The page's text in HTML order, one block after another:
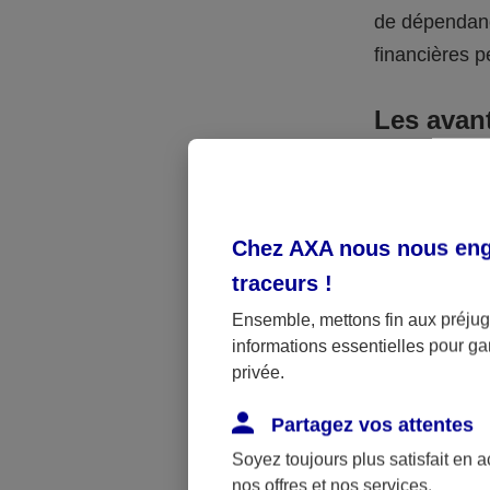
de
financières
Les
rend
payer de
Par exemple :
865 €. Avec
donation
Chez AXA nous nous
traceurs !
Ensemble, mettons fin aux
informations essentielles pour
privée.
Partagez vos attentes
Soyez toujours plus satisfait en
nos offres et nos services.